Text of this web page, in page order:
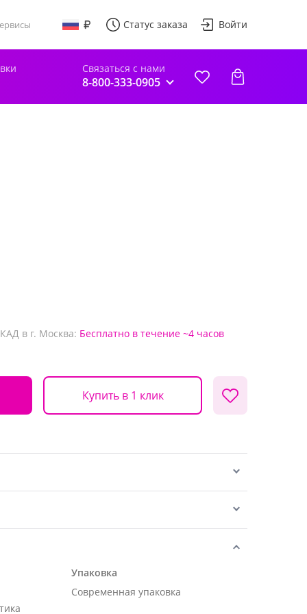
Статус заказа Войти
Связаться с нами
8-800-333-0905
в г. Москва: Бесплатно в течение ~4 часов
Купить в 1 клик
Упаковка
Современная упаковка